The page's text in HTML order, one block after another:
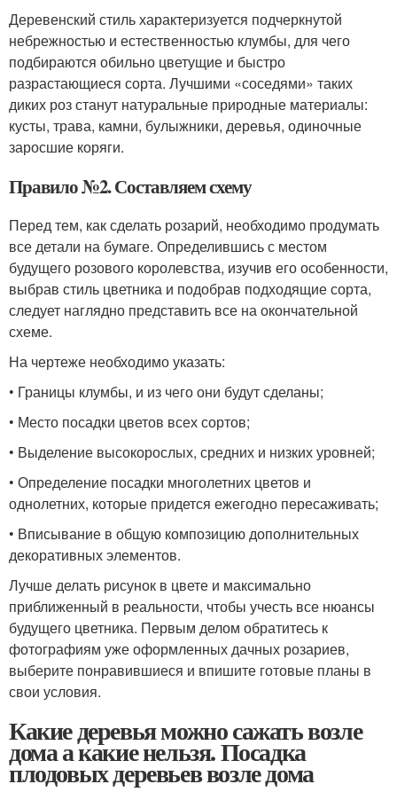
Деревенский стиль характеризуется подчеркнутой
небрежностью и естественностью клумбы, для чего
подбираются обильно цветущие и быстро
разрастающиеся сорта. Лучшими «соседями» таких
диких роз станут натуральные природные материалы:
кусты, трава, камни, булыжники, деревья, одиночные
заросшие коряги.
Правило №2. Составляем схему
Перед тем, как сделать розарий, необходимо продумать
все детали на бумаге. Определившись с местом
будущего розового королевства, изучив его особенности,
выбрав стиль цветника и подобрав подходящие сорта,
следует наглядно представить все на окончательной
схеме.
На чертеже необходимо указать:
• Границы клумбы, и из чего они будут сделаны;
• Место посадки цветов всех сортов;
• Выделение высокорослых, средних и низких уровней;
• Определение посадки многолетних цветов и
однолетних, которые придется ежегодно пересаживать;
• Вписывание в общую композицию дополнительных
декоративных элементов.
Лучше делать рисунок в цвете и максимально
приближенный в реальности, чтобы учесть все нюансы
будущего цветника. Первым делом обратитесь к
фотографиям уже оформленных дачных розариев,
выберите понравившиеся и впишите готовые планы в
свои условия.
Какие деревья можно сажать возле
дома а какие нельзя. Посадка
плодовых деревьев возле дома